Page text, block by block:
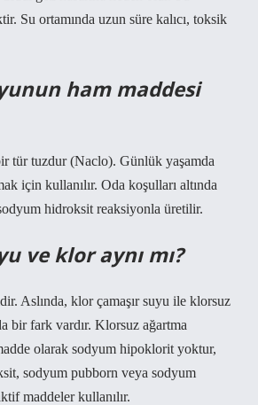
Su ortamında uzun süre kalıcı, toksik
ham maddesi
tür tuzdur (Naclo). Günlük yaşamda
için kullanılır. Oda koşulları altında
hidroksit reaksiyonla üretilir.
ve klor aynı mı?
Aslında, klor çamaşır suyu ile klorsuz
bir fark vardır. Klorsuz ağartma
olarak sodyum hipoklorit yoktur,
sodyum pubborn veya sodyum
maddeler kullanılır.